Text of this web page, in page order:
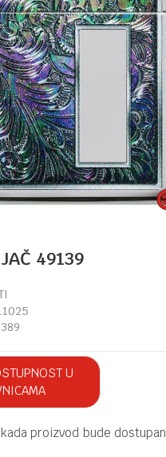
49139
U
proizvod bude dostupan